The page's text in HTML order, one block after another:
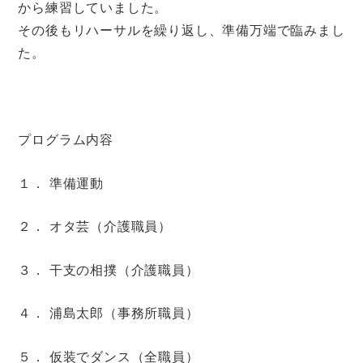
から練習していました。
その後もリハーサルを繰り返し、準備万端で臨みまし
た。
プログラム内容
１． 準備運動
２． オタ芸（介護職員）
３． 干支の相撲（介護職員）
４． 浦島太郎（事務所職員）
５． 仮装でダンス（全職員）